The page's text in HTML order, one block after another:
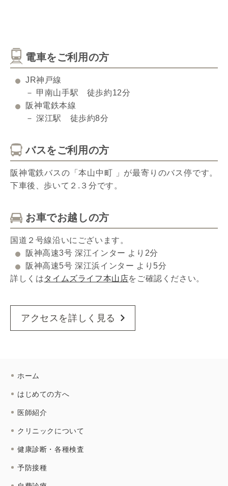
電車をご利用の方
JR神戸線
－ 甲南山手駅 徒歩約12分
阪神電鉄本線
－ 深江駅 徒歩約8分
バスをご利用の方
阪神電鉄バスの「本山中町 」が最寄りのバス停です。
下車後、歩いて２.３分です。
お車でお越しの方
国道２号線沿いにございます。
阪神高速3号 深江インター より2分
阪神高速5号 深江浜インター より5分
詳しくはタイムズライフ本山店をご確認ください。
アクセスを詳しく見る
ホーム
はじめての方へ
医師紹介
クリニックについて
健康診断・各種検査
予防接種